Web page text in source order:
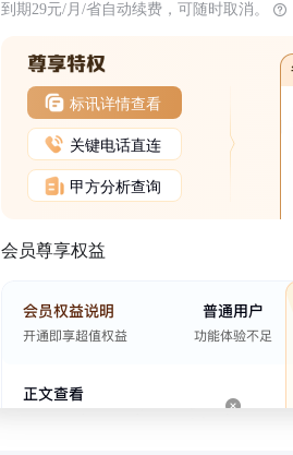
到期29元/月/省自动续费，可随时取消。
标讯详情查看
关键电话直连
甲方分析查询
会员尊享权益